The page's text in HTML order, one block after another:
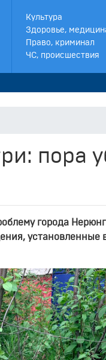
Культура
Здоровье,
Право, криминал
ЧС, происшествия
пора
города
установленные